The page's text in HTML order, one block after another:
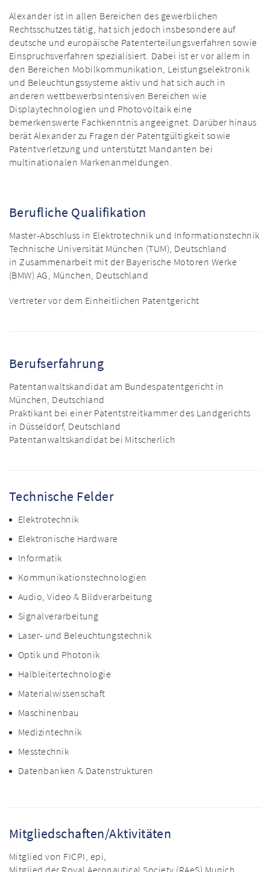
Alexander ist in allen Bereichen des gewerblichen
Rechtsschutzes tätig, hat sich jedoch insbesondere auf
deutsche und europäische Patenterteilungsverfahren sowie
Einspruchsverfahren spezialisiert. Dabei ist er vor allem in
den Bereichen Mobilkommunikation, Leistungselektronik
und Beleuchtungssysteme aktiv und hat sich auch in
anderen wettbewerbsintensiven Bereichen wie
Displaytechnologien und Photovoltaik eine
bemerkenswerte Fachkenntnis angeeignet. Darüber hinaus
berät Alexander zu Fragen der Patentgültigkeit sowie
Patentverletzung und unterstützt Mandanten bei
multinationalen Markenanmeldungen.
Berufliche Qualifikation
Master-Abschluss in Elektrotechnik und Informationstechnik
Technische Universität München (TUM), Deutschland
in Zusammenarbeit mit der Bayerische Motoren Werke
(BMW) AG, München, Deutschland
Vertreter vor dem Einheitlichen Patentgericht
Berufserfahrung
Patentanwaltskandidat am Bundespatentgericht in
München, Deutschland
Praktikant bei einer Patentstreitkammer des Landgerichts
in Düsseldorf, Deutschland
Patentanwaltskandidat bei Mitscherlich
Technische Felder
Elektrotechnik
Elektronische Hardware
Informatik
Kommunikationstechnologien
Audio, Video & Bildverarbeitung
Signalverarbeitung
Laser- und Beleuchtungstechnik
Optik und Photonik
Halbleitertechnologie
Materialwissenschaft
Maschinenbau
Medizintechnik
Messtechnik
Datenbanken & Datenstrukturen
Mitgliedschaften/Aktivitäten
Mitglied von FICPI, epi,